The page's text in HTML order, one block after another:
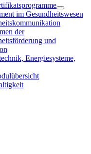
im Gesundheitswesen
der
und
Energiesysteme,